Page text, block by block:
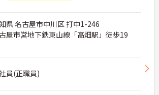
ール管理が可能です
行直帰など効率的な働き方も実践
務の負担を軽減しながらメリハリ
ます
挑戦でき、長期的なキャリア形成
があればサービス提供責任者が未
、ヘルパーの指導や業務調整な
県 名古屋市中川区 打中1-246
屋市営地下鉄東山線「高畑駅」徒歩19
員(正職員)